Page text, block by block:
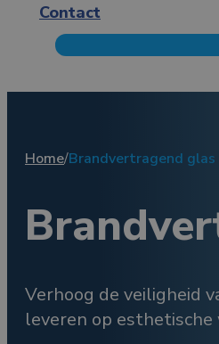
Contact
Home/Brandvertragend glas
Verhoog de veiligheid
leveren op esthetische